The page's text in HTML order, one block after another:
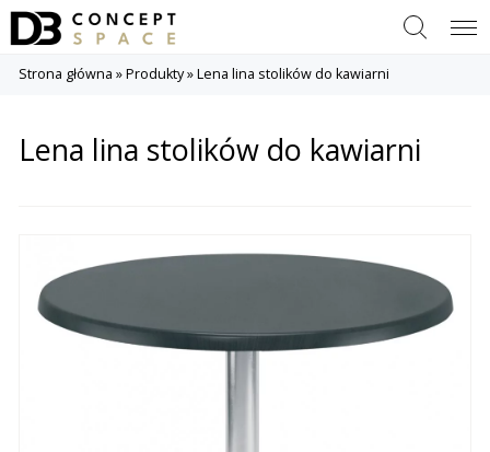
Szukaj Menu
Strona główna »Produkty»Lena lina stolików do kawiarni
Lena lina stolików do kawiarni